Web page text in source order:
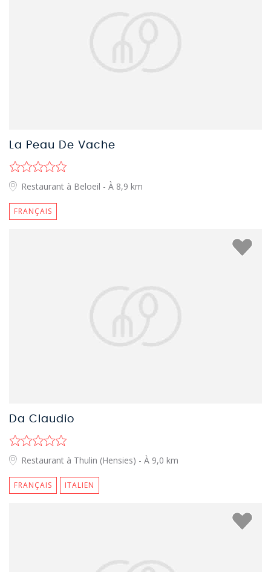
La Peau De Vache
Restaurant à Beloeil - À 8,9 km
FRANÇAIS
Da Claudio
Restaurant à Thulin (Hensies) - À 9,0 km
FRANÇAIS ITALIEN